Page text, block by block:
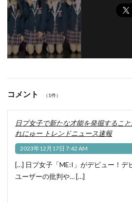
コメント （1件）
日プ女子で新たな才能を発掘するこ
れにゅー トレンドニュース速報
2023年12月17日 7:42 AM
[…] 日プ女子「ME:I」がデビュー！デ
ユーザーの批判や… […]